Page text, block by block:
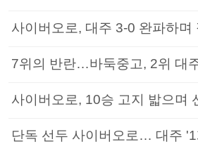
사이버오로, 대주 3-0 완파하며
7위의 반란…바둑중고, 2위 대
사이버오로, 10승 고지 밟으며
단독 선두 사이버오로… 대주